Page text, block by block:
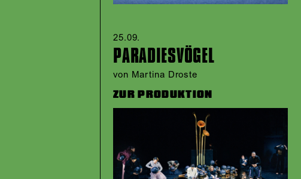
25.09.​
PARADIES­VÖGEL
von Martina Droste
ZUR PRODUKTION